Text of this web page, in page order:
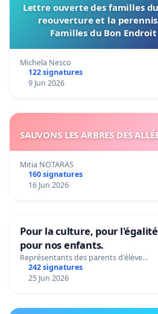
Lettre ouverte des familles
reouverture et la
Familles du Bon Endroit
Michela Nesco
122 signatures
9 Jun 2026
SAUVONS LES ARBRES DES
Mitia NOTARAS
160 signatures
16 Jun 2026
Pour la culture, pour
pour nos enfants.
Représentants des parents d'élève…
242 signatures
25 Jun 2026